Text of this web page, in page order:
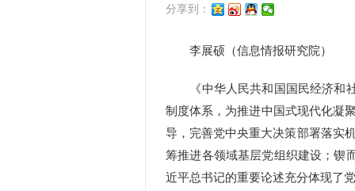
分享到：
李展硕（信息情报研究院）
《中华人民共和国国民经济和社
制度体系，为推进中国式现代化凝
导，完善党中央重大决策部署落实
筹推进各领域基层党组织建设；锲
近平总书记的重要论述充分体现了